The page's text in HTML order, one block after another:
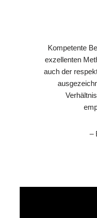
Kompetente
exzellenten
auch der
–